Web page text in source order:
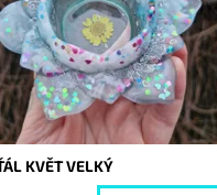
KVĚT VELKÝ